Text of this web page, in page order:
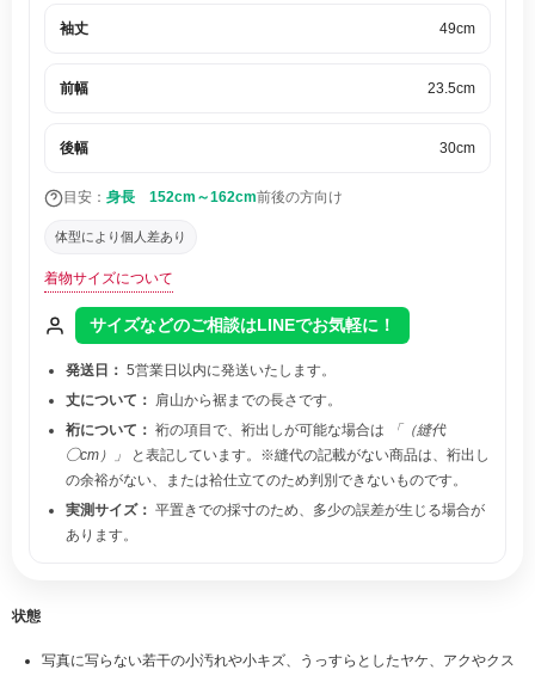
袖丈 49cm
前幅 23.5cm
後幅 30cm
目安： 身長 152cm～162cm前後の方向け
体型により個人差あり
着物サイズについて
サイズなどのご相談はLINEでお気軽に！
発送日： 5営業日以内に発送いたします。
丈について： 肩山から裾までの長さです。
裄について： 裄の項目で、裄出しが可能な場合は
「（縫代
◯cm）」
と表記しています。※縫代の記載がない商品は、裄出し
の余裕がない、または袷仕立てのため判別できないものです。
実測サイズ： 平置きでの採寸のため、多少の誤差が生じる場合が
あります。
状態
写真に写らない若干の小汚れや小キズ、うっすらとしたヤケ、アクやクス